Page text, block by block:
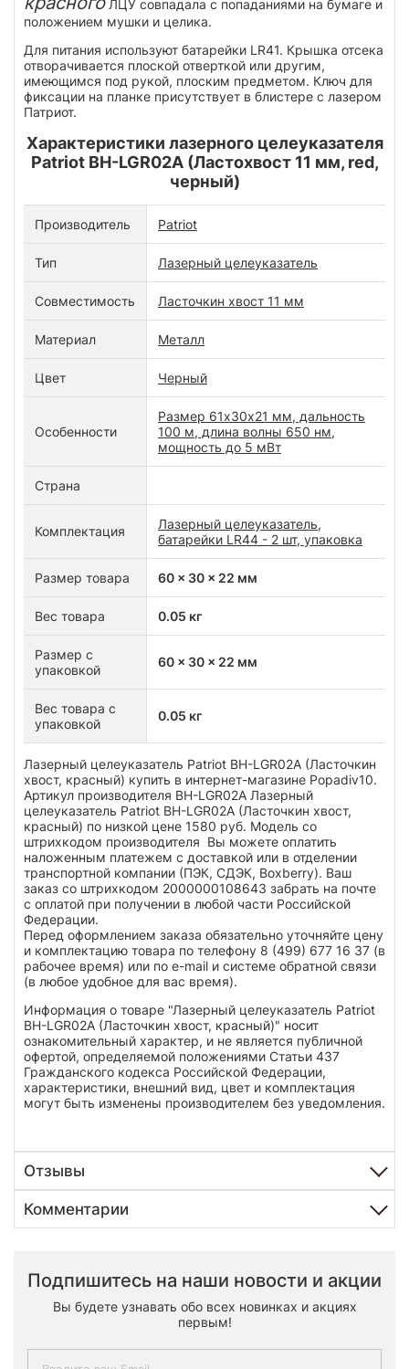
ЛЦУ совпадала с попаданиями на бумаге и
положением мушки и целика.
Для питания используют батарейки LR41. Крышка отсека
отворачивается плоской отверткой или другим,
имеющимся под рукой, плоским предметом. Ключ для
фиксации на планке присутствует в блистере с лазером
Патриот.
Характеристики лазерного целеуказателя
Patriot BH-LGR02A (Ластохвост 11 мм, red,
черный)
Производитель Patriot
Тип Лазерный целеуказатель
Совместимость Ласточкин хвост 11 мм
Материал Металл
Цвет Черный
Особенности
Размер 61x30х21 мм, дальность
100 м, длина волны 650 нм,
мощность до 5 мВт
Страна
Комплектация
Лазерный целеуказатель,
батарейки LR44 - 2 шт, упаковка
Размер товара 60 x 30 x 22 мм
Вес товара 0.05 кг
Размер с
упаковкой
60 x 30 x 22 мм
Вес товара с
упаковкой
0.05 кг
Лазерный целеуказатель Patriot BH-LGR02A (Ласточкин
хвост, красный) купить в интернет-магазине Popadiv10.
Артикул производителя BH-LGR02A Лазерный
целеуказатель Patriot BH-LGR02A (Ласточкин хвост,
красный) по низкой цене 1580 руб. Модель со
штрихкодом производителя Вы можете оплатить
наложенным платежем с доставкой или в отделении
транспортной компании (ПЭК, СДЭК, Boxberry). Ваш
заказ со штрихкодом 2000000108643 забрать на почте
с оплатой при получении в любой части Российской
Федерации.
Перед оформлением заказа обязательно уточняйте цену
и комплектацию товара по телефону 8 (499) 677 16 37 (в
рабочее время) или по e-mail и системе обратной связи
(в любое удобное для вас время).
Информация о товаре "Лазерный целеуказатель Patriot
BH-LGR02A (Ласточкин хвост, красный)" носит
ознакомительный характер, и не является публичной
офертой, определяемой положениями Статьи 437
Гражданского кодекса Российской Федерации,
характеристики, внешний вид, цвет и комплектация
могут быть изменены производителем без уведомления.
Отзывы
Комментарии
Подпишитесь на наши новости и акции
Вы будете узнавать обо всех новинках и акциях
первым!